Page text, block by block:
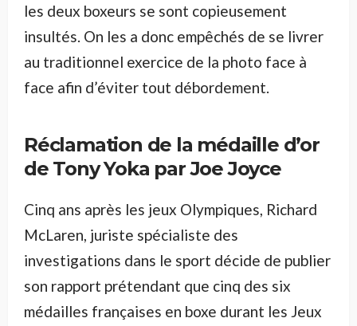
les deux boxeurs se sont copieusement
insultés. On les a donc empêchés de se livrer
au traditionnel exercice de la photo face à
face afin d’éviter tout débordement.
Réclamation de la médaille d’or
de Tony Yoka par Joe Joyce
Cinq ans après les jeux Olympiques, Richard
McLaren, juriste spécialiste des
investigations dans le sport décide de publier
son rapport prétendant que cinq des six
médailles françaises en boxe durant les Jeux